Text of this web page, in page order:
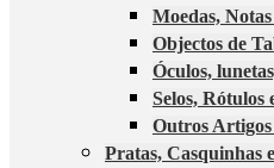
Moedas,
Objectos de
Óculos,
Selos, Rótulos
Outros Artigos
Pratas, Casquinhas